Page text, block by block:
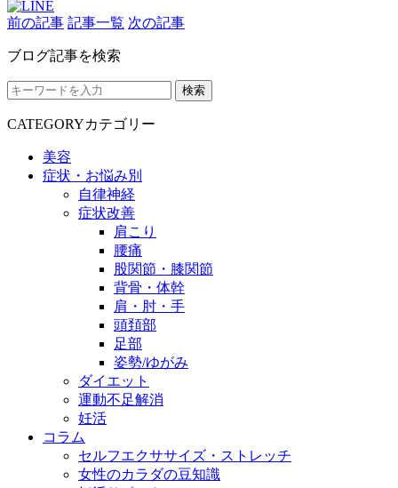
前の記事 記事一覧 次の記事
ブログ記事を検索
検索
CATEGORYカテゴリー
美容
症状・お悩み別
自律神経
症状改善
肩こり
腰痛
股関節・膝関節
背骨・体幹
肩・肘・手
頭頚部
足部
姿勢/ゆがみ
ダイエット
運動不足解消
妊活
コラム
セルフエクササイズ・ストレッチ
女性のカラダの豆知識